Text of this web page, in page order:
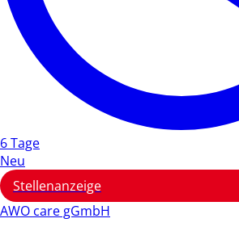
6 Tage
Neu
Stellenanzeige
AWO care gGmbH